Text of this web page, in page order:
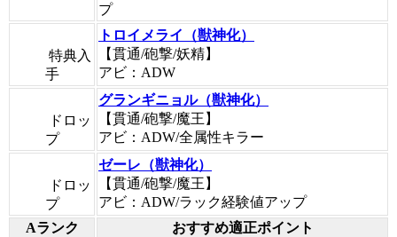
プ
特典入
手
トロイメライ（獣神化）
【貫通/砲撃/妖精】
アビ：ADW
ドロッ
プ
グランギニョル（獣神化）
【貫通/砲撃/魔王】
アビ：ADW/全属性キラー
ドロッ
プ
ゼーレ（獣神化）
【貫通/砲撃/魔王】
アビ：ADW/ラック経験値アップ
Aランク
おすすめ適正ポイント